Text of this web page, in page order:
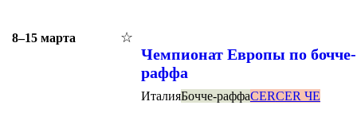
8–15 марта ☆
Чемпионат Европы по бочче-
раффа
ИталияБочче-раффаCERCER ЧЕ